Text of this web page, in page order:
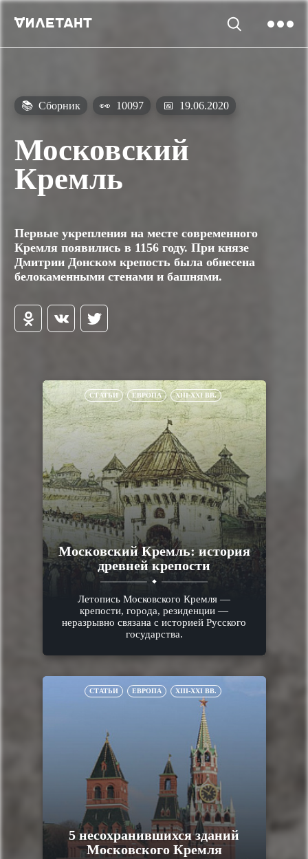
📚 Сборник 👀 10097 📅 19.06.2020
Московский
Кремль
Первые укрепления на месте современного
Кремля появились в 1156 году. При князе
Дмитрии Донском крепость была обнесена
белокаменными стенами и башнями.
СТАТЬИ ЕВРОПА XIII-XXI ВВ.
Московский Кремль: история
древней крепости
Летопись Московского Кремля —
крепости, города, резиденции —
неразрывно связана с историей Русского
государства.
СТАТЬИ ЕВРОПА XIII-XXI ВВ.
5 несохранившихся зданий
Московского Кремля